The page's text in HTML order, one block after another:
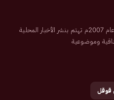
صحيفة إلكترونية سعودية تم تأسيسها عام 2007م تهتم بنشر الأخبار المحلية
وموضوعية
قوقل